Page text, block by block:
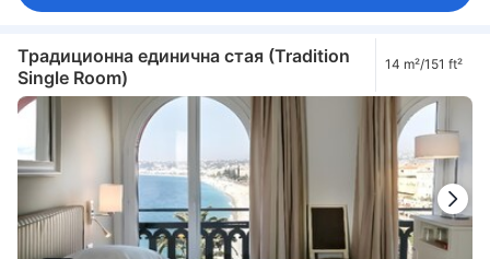
Традиционна единична стая (Tradition
Single Room)
14 m²/151 ft²